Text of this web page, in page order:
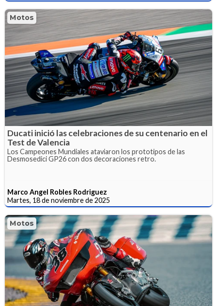
Motos
Ducati inició las celebraciones de su centenario en el
Test de Valencia
Los Campeones Mundiales ataviaron los prototipos de las
Desmosedici GP26 con dos decoraciones retro.
Marco Angel Robles Rodriguez
Martes, 18 de noviembre de 2025
Motos